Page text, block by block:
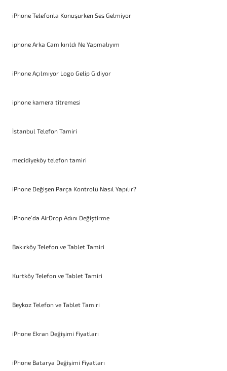
iPhone Telefonla Konuşurken Ses Gelmiyor
iphone Arka Cam kırıldı Ne Yapmalıyım
iPhone Açılmıyor Logo Gelip Gidiyor
iphone kamera titremesi
İstanbul Telefon Tamiri
mecidiyeköy telefon tamiri
iPhone Değişen Parça Kontrolü Nasıl Yapılır?
iPhone’da AirDrop Adını Değiştirme
Bakırköy Telefon ve Tablet Tamiri
Kurtköy Telefon ve Tablet Tamiri
Beykoz Telefon ve Tablet Tamiri
iPhone Ekran Değişimi Fiyatları
iPhone Batarya Değişimi Fiyatları